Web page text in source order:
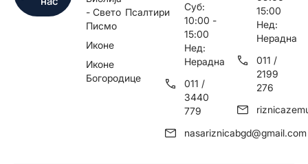
- Свето
Писмо
Иконе
Иконе
Богородице
Псалтири
Суб:
10:00 -
15:00
Нед:
Нерадна
011 /
3440
779
nasariznicabgd@gmail.com
15:00
Нед:
Нерадна
011 /
2199
276